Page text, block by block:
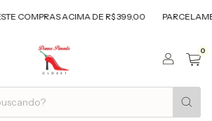
COMPRAS ACIMA DE R$ 399,00
0